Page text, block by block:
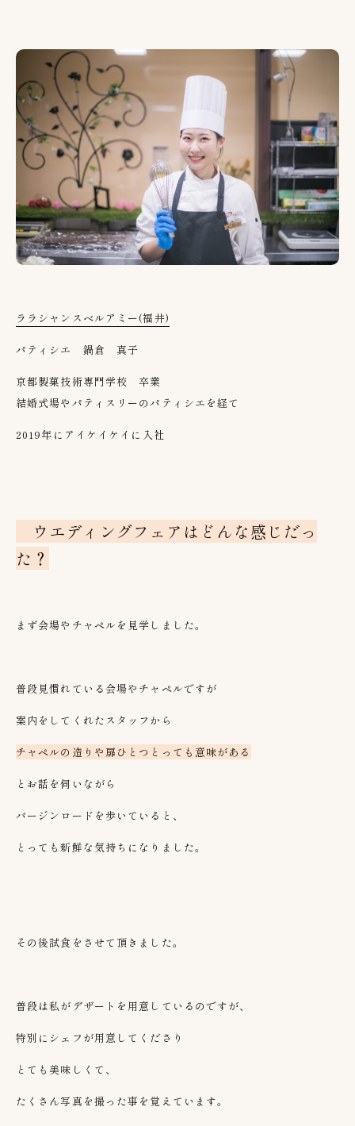
ララシャンスベルアミー(福井)
パティシエ 鍋倉 真子
京都製菓技術専門学校 卒業
結婚式場やパティスリーのパティシエを経て
2019年にアイケイケイに入社
ウエディングフェアはどんな感じだっ
た？
まず会場やチャペルを見学しました。
普段見慣れている会場やチャペルですが
案内をしてくれたスタッフから
チャペルの造りや扉ひとつとっても意味がある
とお話を伺いながら
バージンロードを歩いていると、
とっても新鮮な気持ちになりました。
その後試食をさせて頂きました。
普段は私がデザートを用意しているのですが、
特別にシェフが用意してくださり
とても美味しくて、
たくさん写真を撮った事を覚えています。